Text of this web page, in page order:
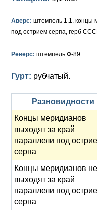
Памятные и
Сибирские монеты
Для Молдавии и
Серебро
Медь
Анна Иоанновна (1730-
Петр II (1727-1730)
Серебро
Медь
Для Речи Посполитой
Аверс: штемпель 1.1. концы
под острием серпа, герб
Реверс: штемпель Ф-89.
Гурт: рубчатый.
Разновидности
Концы меридианов
выходят за край
параллели под
серпа
Концы меридианов не
выходят за край
параллели под
серпа